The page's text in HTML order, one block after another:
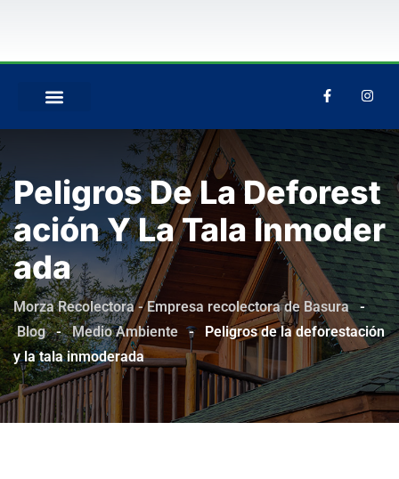
Peligros De La Deforest
Ación Y La Tala Inmoder
Ada
Morza Recolectora - Empresa recolectora de Basura -
Blog - Medio Ambiente - Peligros de la deforestación
y la tala inmoderada